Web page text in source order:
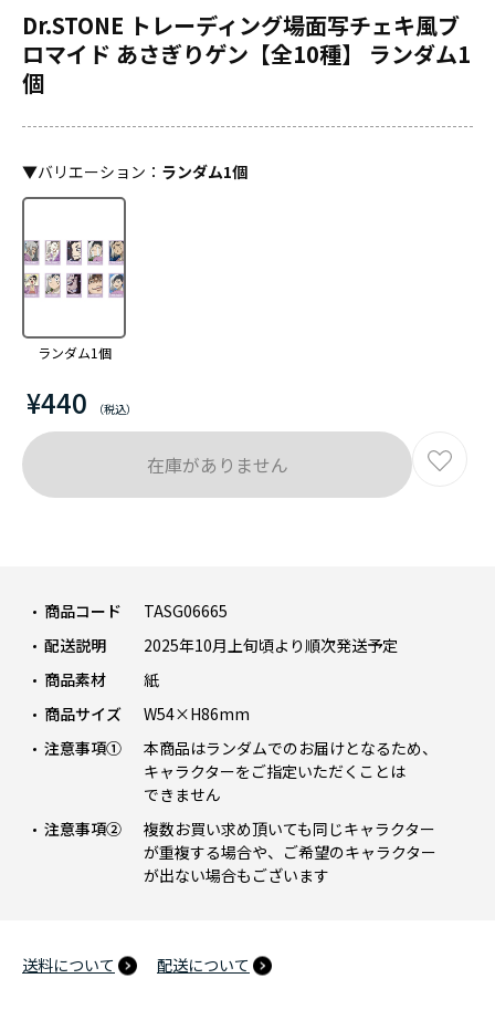
Dr.STONE トレーディング場面写チェキ風ブ
ロマイド あさぎりゲン【全10種】 ランダム1
個
¥440
商品コード
TASG06665
配送説明
2025年10月上旬頃より順次発送予定
商品素材
紙
商品サイズ
W54×H86mm
注意事項①
本商品はランダムでのお届けとなるため、
キャラクターをご指定いただくことは
できません
注意事項②
複数お買い求め頂いても同じキャラクター
が重複する場合や、ご希望のキャラクター
が出ない場合もございます
送料について 配送について
▼バリエーション ： ランダム1個
ランダム1個
在庫がありません